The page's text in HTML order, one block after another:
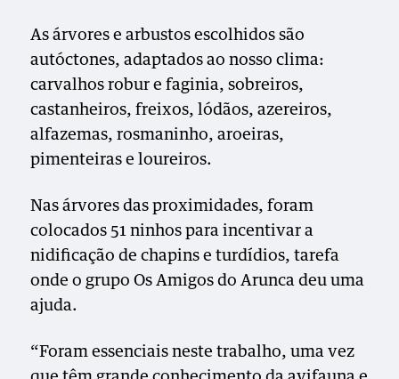
As árvores e arbustos escolhidos são
autóctones, adaptados ao nosso clima:
carvalhos robur e faginia, sobreiros,
castanheiros, freixos, lódãos, azereiros,
alfazemas, rosmaninho, aroeiras,
pimenteiras e loureiros.
Nas árvores das proximidades, foram
colocados 51 ninhos para incentivar a
nidificação de chapins e turdídios, tarefa
onde o grupo Os Amigos do Arunca deu uma
ajuda.
“Foram essenciais neste trabalho, uma vez